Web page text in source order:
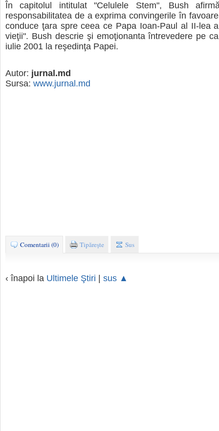
În capitolul intitulat "Celulele Stem", Bush
responsabilitatea de a exprima convingerile în
conduce ţara spre ceea ce Papa Ioan-Paul al II-lea
vieţii". Bush descrie şi emoţionanta întrevedere pe
iulie 2001 la reşedinţa Papei.
Autor: jurnal.md
Sursa: www.jurnal.md
Comentarii (0) Tipăreşte Sus
‹ înapoi la Ultimele Ştiri sus ▲